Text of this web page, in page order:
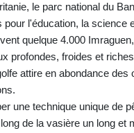
le parc national du
l'éducation, la
quelque 4.000
profondes, froides et
attire en abondance
une technique unique de
de la vasière un long